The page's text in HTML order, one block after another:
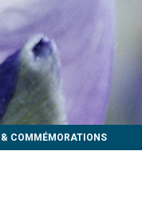
COMMÉMORATIONS